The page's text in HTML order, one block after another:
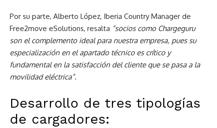
Por su parte, Alberto López, Iberia Country Manager de
Free2move eSolutions, resalta “socios como Chargeguru
son el complemento ideal para nuestra empresa, pues su
especialización en el apartado técnico es crítico y
fundamental en la satisfacción del cliente que se pasa a la
movilidad eléctrica”.
Desarrollo de tres tipologías
de cargadores: